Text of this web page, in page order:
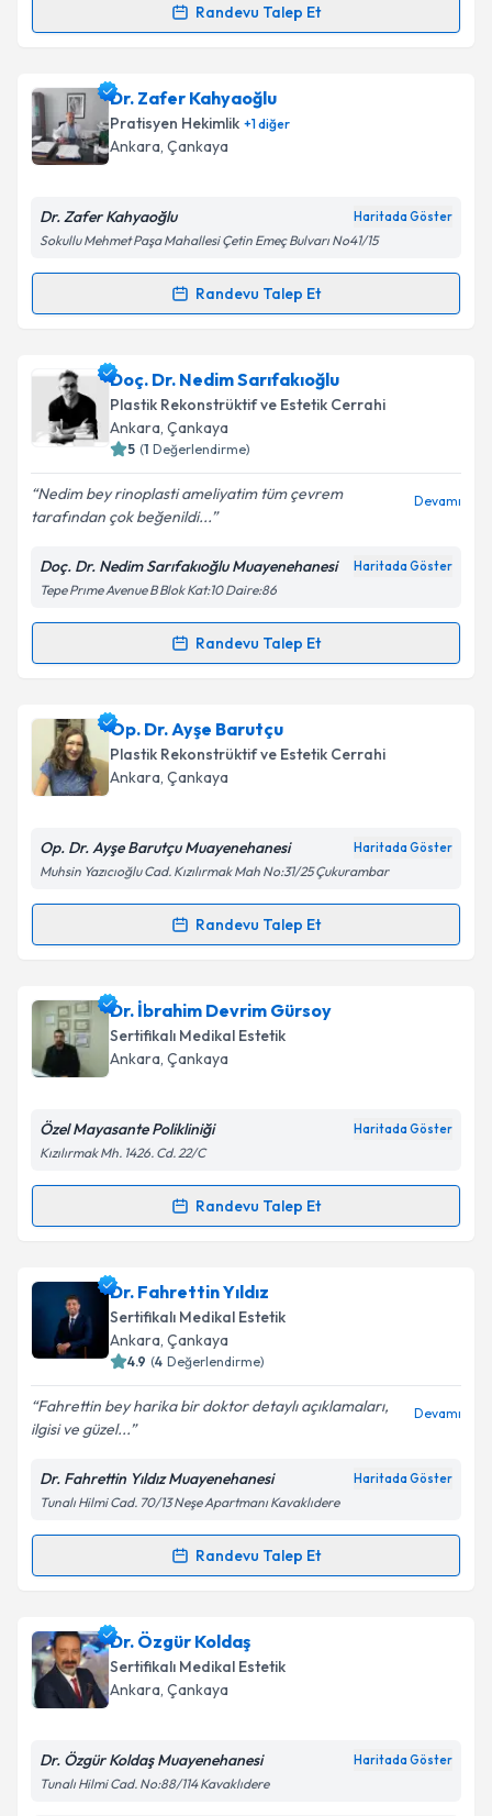
Kişisel verilerimin işlenmesine ilişkin
Metni'ni okudum ve kişisel verilerimin belirtilen
Takvim Talebini Gönder
Randevu Talep Et
Randevu Takvimi Talebi
Dr. Hamit Kodaliçin randevu takvimi talebi oluşturun.
Size bu uzmandan randevu almanız için bir takvim
hazırlandığında e-posta ile bilgilendireceğiz.
Kişisel verilerimin işlenmesine ilişkin
Metni'ni okudum ve kişisel verilerimin belirtilen
Takvim Talebini Gönder
Dr. Zafer Kahyaoğlu
Pratisyen Hekimlik +1diğer
Ankara, Çankaya
Dr. Zafer Kahyaoğlu Haritada Göster
Sokullu Mehmet Paşa Mahallesi Çetin Emeç Bulvarı No41/15
Randevu Talep Et
Randevu Takvimi Talebi
Dr. Zafer Kahyaoğluiçin randevu takvimi talebi
oluşturun. Size bu uzmandan randevu almanız için bir
takvim hazırlandığında e-posta ile bilgilendireceğiz.
Kişisel verilerimin işlenmesine ilişkin
Aydınlatma
Metni'ni okudum ve kişisel verilerimin belirtilen
kapsamda işlenmesini kabul ediyorum.
Doç. Dr. Nedim Sarıfakıoğlu
Plastik Rekonstrüktif ve Estetik Cerrahi
Ankara, Çankaya
5 (1 Değerlendirme)
Nedim bey rinoplasti ameliyatim tüm çevrem
tarafından çok beğenildi...
Devamı
Doç. Dr. Nedim Sarıfakıoğlu Muayenehanesi Haritada Göster
Tepe Prıme Avenue B Blok Kat:10 Daire:86
Randevu Talep Et
Randevu Takvimi Talebi
Doç. Dr. Nedim Sarıfakıoğlu
talebi oluşturun. Size bu uzmandan randevu almanız
için bir takvim hazırlandığında e-posta ile
bilgilendireceğiz.
Kişisel verilerimin işlenmesine ilişkinAydınlatma
kapsamda işlenmesini kabul ediyorum.
Takvim Talebini Gönder
Op. Dr. Ayşe Barutçu
Plastik Rekonstrüktif ve Estetik Cerrahi
Ankara, Çankaya
Op. Dr. Ayşe Barutçu Muayenehanesi Haritada Göster
Muhsin Yazıcıoğlu Cad. Kızılırmak Mah No:31/25 Çukurambar
Randevu Talep Et
Randevu Takvimi Talebi
Op. Dr. Ayşe Barutçuiçin randevu takvimi talebi
oluşturun. Size bu uzmandan randevu almanız için bir
takvim hazırlandığında e-posta ile bilgilendireceğiz.
Kişisel verilerimin işlenmesine ilişkin
Metni'ni okudum ve kişisel verilerimin belirtilen
Takvim Talebini Gönder
Dr. İbrahim Devrim Gürsoy
Sertifikalı Medikal Estetik
Ankara, Çankaya
Özel Mayasante Polikliniği Haritada Göster
Kızılırmak Mh. 1426. Cd. 22/C
Randevu Talep Et
Randevu Takvimi Talebi
Dr. İbrahim Devrim Gürsoy
talebi oluşturun. Size bu uzmandan randevu almanız
için bir takvim hazırlandığında e-posta ile
bilgilendireceğiz.
E-posta Adresiniz
Kişisel verilerimin işlenmesine ilişkin
Metni'ni okudum ve kişisel verilerimin belirtilen
kapsamda işlenmesini kabul ediyorum.
Dr. Fahrettin Yıldız
Sertifikalı Medikal Estetik
Ankara, Çankaya
4.9 (4 Değerlendirme)
Fahrettin bey harika bir doktor detaylı açıklamaları,
ilgisi ve güzel...
Devamı
Dr. Fahrettin Yıldız Muayenehanesi Haritada Göster
Tunalı Hilmi Cad. 70/13 Neşe Apartmanı Kavaklıdere
Randevu Talep Et
Randevu Takvimi Talebi
Dr. Fahrettin Yıldıziçin randevu takvimi talebi
oluşturun. Size bu uzmandan randevu almanız için bir
takvim hazırlandığında e-posta ile bilgilendireceğiz.
Dr. Özgür Koldaş
Sertifikalı Medikal Estetik
Ankara, Çankaya
Dr. Özgür Koldaş Muayenehanesi Haritada Göster
Tunalı Hilmi Cad. No:88/114 Kavaklıdere